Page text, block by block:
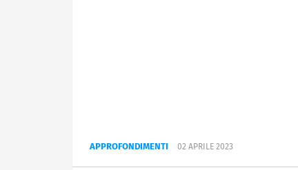
APPROFONDIMENTI 02 APRILE 2023